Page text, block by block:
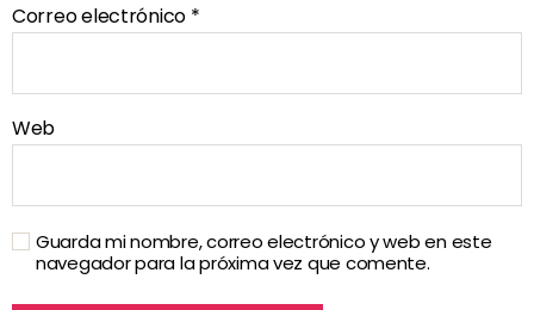
Correo electrónico *
Web
Guarda mi nombre, correo electrónico y web en este
navegador para la próxima vez que comente.